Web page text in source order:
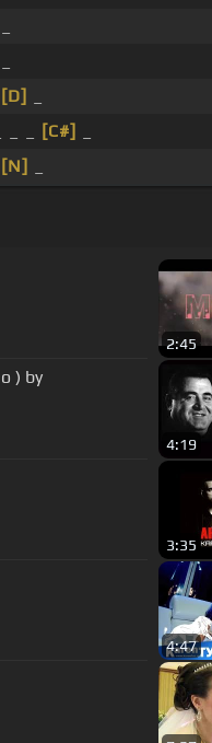
[D]
[C#]
[N]
2:45
) by
4:19
3:35
4:47